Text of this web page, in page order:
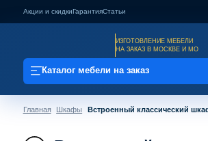
Акции и скидкиГарантияСтатьи
ИЗГОТОВЛЕНИЕ МЕБЕЛИ
НА ЗАКАЗ В МОСКВЕ И МО
Каталог мебели на заказ
Главная Шкафы Встроенный классический